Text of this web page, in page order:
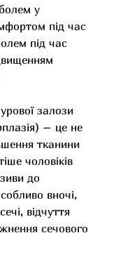
у
під час
під час
залози
– це не
тканини
чоловіків
до
вночі,
відчуття
сечового